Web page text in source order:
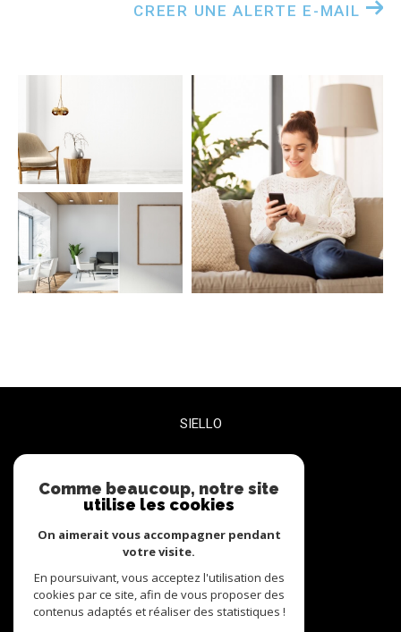
CREER UNE ALERTE E-MAIL
SIELLO
contact@siello.co
5 RUE PLEYEL BUREAU 3
nous suivre sur
Comme beaucoup, notre site
utilise les cookies
On aimerait vous accompagner pendant
votre visite.
En poursuivant, vous acceptez l'utilisation des
cookies par ce site, afin de vous proposer des
contenus adaptés et réaliser des statistiques !